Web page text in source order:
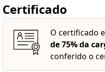
Certificado
O certificado
de 75% da
conferido o